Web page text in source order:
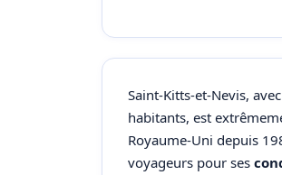
Saint-Kitts-et-Nevis,
habitants, est
Royaume-Uni depuis
voyageurs pour ses